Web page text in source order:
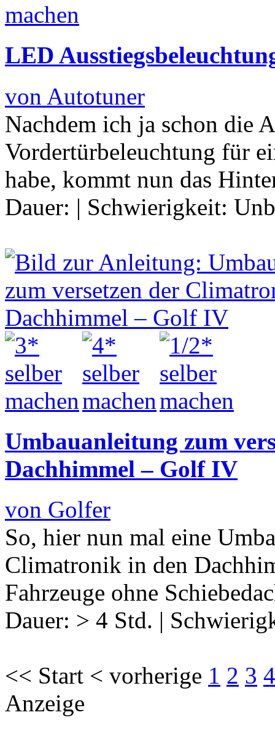
LED
von Autotuner
Nachdem ich ja schon die
Vordertürbeleuchtung für
habe, kommt nun das
Dauer: | Schwierigkeit:
Umbauanleitung zum
Dachhimmel – Golf IV
von Golfer
So, hier nun mal eine
Climatronik in den
Fahrzeuge ohne
Dauer: > 4 Std. |
<< Start < vorherige 1 2 3 4
Anzeige